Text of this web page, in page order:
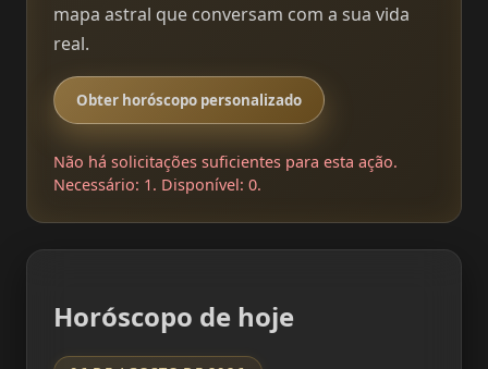
mapa astral que conversam com a sua vida
real.
Obter horóscopo personalizado
Não há solicitações suficientes para esta ação.
Necessário: 1. Disponível: 0.
Horóscopo de hoje